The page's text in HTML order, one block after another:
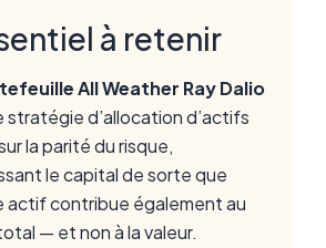
à retenir
All Weather Ray Dalio
stratégie d’allocation d’actifs
la parité du risque,
le capital de sorte que
actif contribue également au
— et non à la valeur.